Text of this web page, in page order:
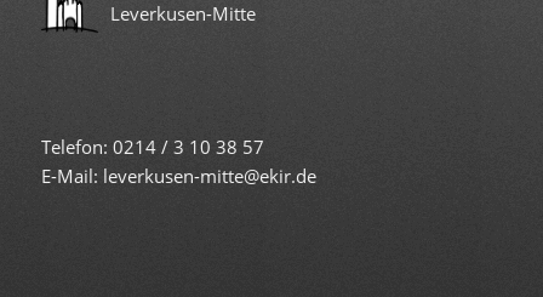
Leverkusen-Mitte
Telefon: 0214 / 3 10 38 57
E-Mail: leverkusen-mitte@ekir.de